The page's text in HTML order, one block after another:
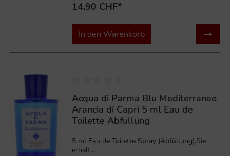
14,90 CHF*
In den Warenkorb
Acqua di Parma Blu Mediterraneo
Arancia di Capri 5 ml Eau de
Toilette Abfüllung
5 ml Eau de Toilette Spray (Abfüllung).Sie
erhalt...